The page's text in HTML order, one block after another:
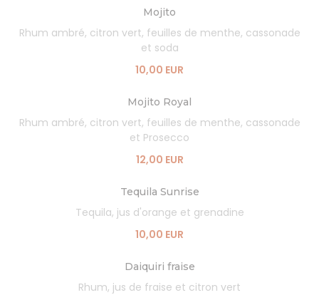
Mojito
Rhum ambré, citron vert, feuilles de menthe, cassonade
et soda
10,00 EUR
Mojito Royal
Rhum ambré, citron vert, feuilles de menthe, cassonade
et Prosecco
12,00 EUR
Tequila Sunrise
Tequila, jus d'orange et grenadine
10,00 EUR
Daiquiri fraise
Rhum, jus de fraise et citron vert